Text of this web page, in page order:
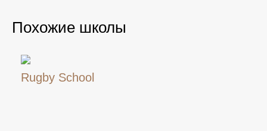
Похожие школы
Rugby School